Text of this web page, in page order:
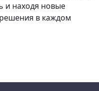
и находя новые
в каждом